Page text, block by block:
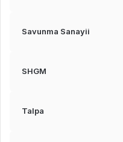
Savunma Sanayii
SHGM
Talpa